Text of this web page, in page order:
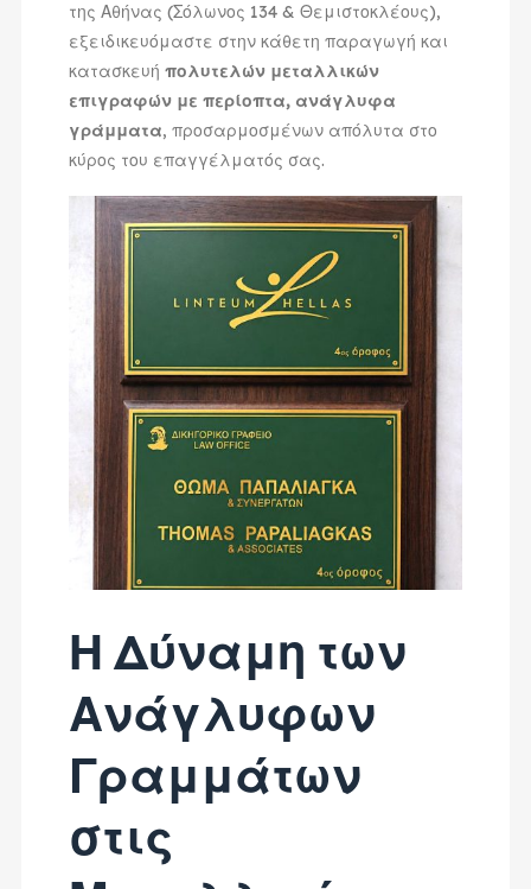
της Αθήνας (Σόλωνος 134 & Θεμιστοκλέους),
εξειδικευόμαστε στην κάθετη παραγωγή και
κατασκευή πολυτελών μεταλλικών
επιγραφών με περίοπτα, ανάγλυφα
γράμματα, προσαρμοσμένων απόλυτα στο
κύρος του επαγγέλματός σας.
Η Δύναμη των
Ανάγλυφων
Γραμμάτων
στις